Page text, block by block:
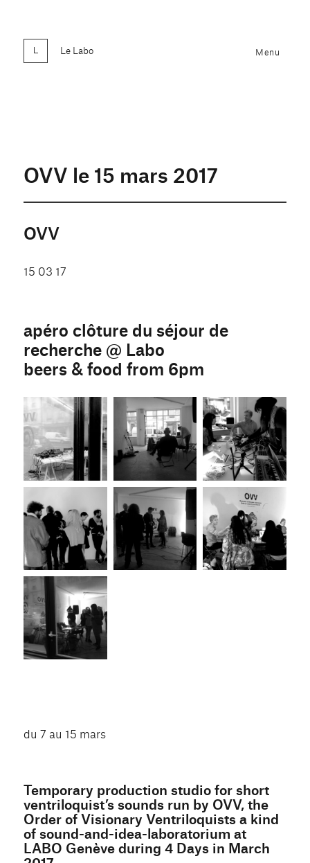
Le Labo Menu
OVV le 15 mars 2017
OVV
15 03 17
apéro clôture du séjour de
recherche @ Labo
beers & food from 6pm
du 7 au 15 mars
Temporary production studio for short
ventriloquist’s sounds run by OVV, the
Order of Visionary Ventriloquists a kind
of sound-and-idea-laboratorium at
LABO Genève during 4 Days in March